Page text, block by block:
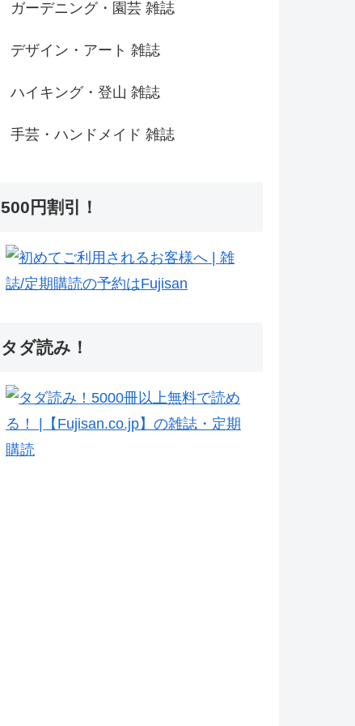
ガーデニング・園芸 雑誌
デザイン・アート 雑誌
ハイキング・登山 雑誌
手芸・ハンドメイド 雑誌
500円割引！
タダ読み！